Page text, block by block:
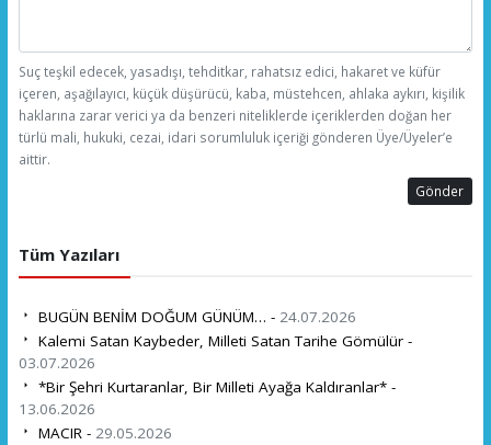
Suç teşkil edecek, yasadışı, tehditkar, rahatsız edici, hakaret ve küfür
içeren, aşağılayıcı, küçük düşürücü, kaba, müstehcen, ahlaka aykırı, kişilik
haklarına zarar verici ya da benzeri niteliklerde içeriklerden doğan her
türlü mali, hukuki, cezai, idari sorumluluk içeriği gönderen Üye/Üyeler’e
aittir.
Gönder
Tüm Yazıları
BUGÜN BENİM DOĞUM GÜNÜM… - 24.07.2026
Kalemi Satan Kaybeder, Milleti Satan Tarihe Gömülür -
03.07.2026
*Bir Şehri Kurtaranlar, Bir Milleti Ayağa Kaldıranlar* -
13.06.2026
MACIR - 29.05.2026